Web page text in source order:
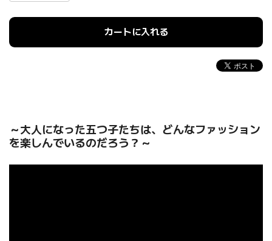
カートに入れる
～大人になった五つ子たちは、どんなファッション
を楽しんでいるのだろう？～